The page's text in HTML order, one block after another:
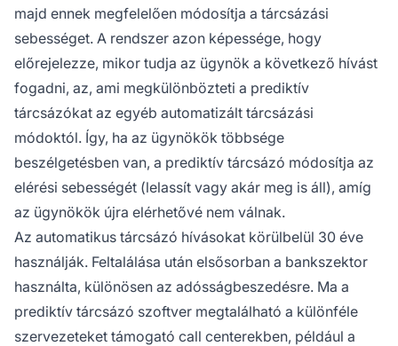
majd ennek megfelelően módosítja a tárcsázási
sebességet. A rendszer azon képessége, hogy
előrejelezze, mikor tudja az ügynök a következő hívást
fogadni, az, ami megkülönbözteti a prediktív
tárcsázókat az egyéb automatizált tárcsázási
módoktól. Így, ha az ügynökök többsége
beszélgetésben van, a prediktív tárcsázó módosítja az
elérési sebességét (lelassít vagy akár meg is áll), amíg
az ügynökök újra elérhetővé nem válnak.
Az automatikus tárcsázó hívásokat körülbelül 30 éve
használják. Feltalálása után elsősorban a bankszektor
használta, különösen az adósságbeszedésre. Ma a
prediktív tárcsázó szoftver megtalálható a különféle
szervezeteket támogató call centerekben, például a